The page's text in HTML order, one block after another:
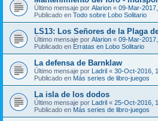
Último mensaje por Alarion « 09-Mar-
Publicado en Todo sobre Lobo Solitario
LS13: Los Señores de la Plaga
Último mensaje por Alarion « 09-Mar-
Publicado en Erratas en Lobo Solitario
La defensa de Barnklaw
Último mensaje por Ladril « 30-Oct-2016,
Publicado en Más series de libro-juegos
La isla de los dodos
Último mensaje por Ladril « 25-Oct-2016,
Publicado en Más series de libro-juegos